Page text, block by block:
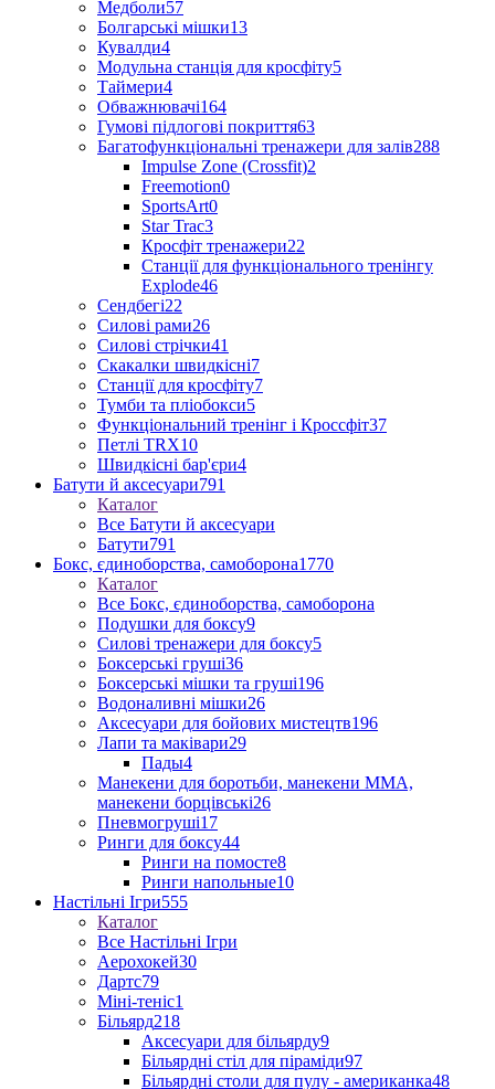
Медболи57
Болгарські мішки13
Кувалди4
Модульна станція для кросфіту5
Таймери4
Обважнювачі164
Гумові підлогові покриття63
Багатофункціональні тренажери для залів288
Impulse Zone (Crossfit)2
Freemotion0
SportsArt0
Star Trac3
Кросфіт тренажери22
Станції для функціонального тренінгу
Explode46
Сендбегі22
Силові рами26
Силові стрічки41
Скакалки швидкісні7
Станції для кросфіту7
Тумби та пліобокси5
Функціональний тренінг і Кроссфіт37
Петлі TRX10
Швидкісні бар'єри4
Батути й аксесуари791
Каталог
Все Батути й аксесуари
Батути791
Бокс, єдиноборства, самоборона1770
Каталог
Все Бокс, єдиноборства, самоборона
Подушки для боксу9
Силові тренажери для боксу5
Боксерські груші36
Боксерські мішки та груші196
Водоналивні мішки26
Аксесуари для бойових мистецтв196
Лапи та маківари29
Пады4
Манекени для боротьби, манекени ММА,
манекени борцівські26
Пневмогруші17
Ринги для боксу44
Ринги на помосте8
Ринги напольные10
Настільні Ігри555
Каталог
Все Настільні Ігри
Аерохокей30
Дартс79
Міні-теніс1
Більярд218
Аксесуари для більярду9
Більярдні стіл для піраміди97
Більярдні столи для пулу - американка48